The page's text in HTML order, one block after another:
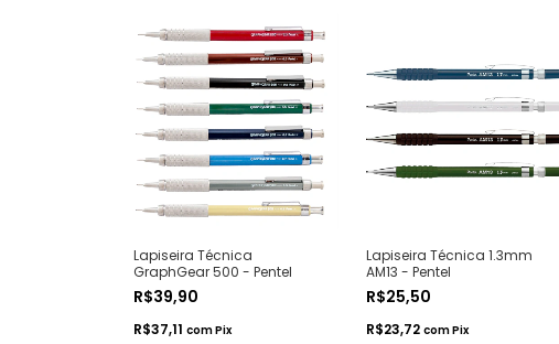
Lapiseira Técnica
GraphGear 500 - Pentel
R$39,90
R$37,11 comPix
Lapiseira Técnica 1.3mm
AM13 - Pentel
R$25,50
R$23,72comPix